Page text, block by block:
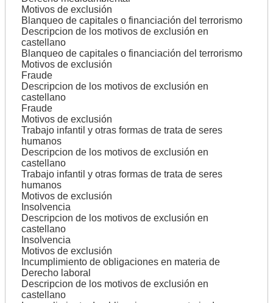
Motivos de exclusión
Blanqueo de capitales o financiación del terrorismo
Descripcion de los motivos de exclusión en
castellano
Blanqueo de capitales o financiación del terrorismo
Motivos de exclusión
Fraude
Descripcion de los motivos de exclusión en
castellano
Fraude
Motivos de exclusión
Trabajo infantil y otras formas de trata de seres
humanos
Descripcion de los motivos de exclusión en
castellano
Trabajo infantil y otras formas de trata de seres
humanos
Motivos de exclusión
Insolvencia
Descripcion de los motivos de exclusión en
castellano
Insolvencia
Motivos de exclusión
Incumplimiento de obligaciones en materia de
Derecho laboral
Descripcion de los motivos de exclusión en
castellano